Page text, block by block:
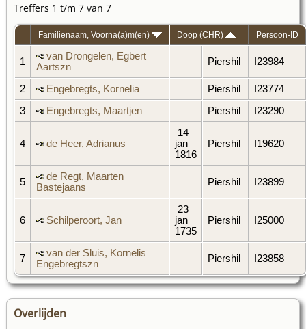
Treffers 1 t/m 7 van 7
Familienaam, Voorna(a)m(en) Doop (CHR) Persoon-ID
1
van Drongelen, Egbert
Aartszn
Piershil I23984
2 Engebregts, Kornelia Piershil
I23774
3
Engebregts, Maartjen Piershil I23290
4 de Heer, Adrianus
14
jan
1816
Piershil I19620
5
de Regt, Maarten
Bastejaans
Piershil I23899
6 Schilperoort, Jan
23
jan
1735
Piershil I25000
7
van der Sluis, Kornelis
Engebregtszn
Piershil I23858
Overlijden